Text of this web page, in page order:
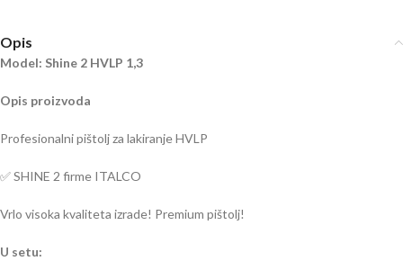
Opis
Model: Shine 2 HVLP 1,3
Opis proizvoda
Profesionalni pištolj za lakiranje HVLP
✅ SHINE 2 firme ITALCO
Vrlo visoka kvaliteta izrade! Premium pištolj!
U setu: